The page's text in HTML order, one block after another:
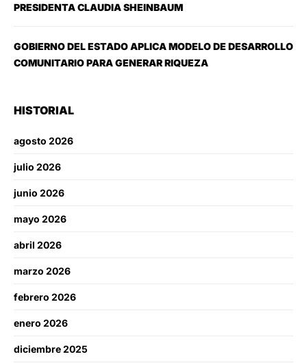
PRESIDENTA CLAUDIA SHEINBAUM
GOBIERNO DEL ESTADO APLICA MODELO DE DESARROLLO
COMUNITARIO PARA GENERAR RIQUEZA
HISTORIAL
agosto 2026
julio 2026
junio 2026
mayo 2026
abril 2026
marzo 2026
febrero 2026
enero 2026
diciembre 2025